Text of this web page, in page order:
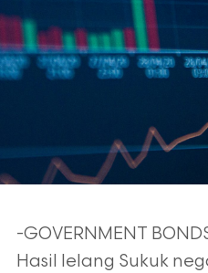
-GOVERNMENT
Hasil lelang Sukuk